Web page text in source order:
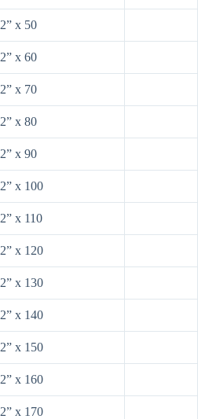
2” x 50
2” x 60
2” x 70
2” x 80
2” x 90
2” x 100
2” x 110
2” x 120
2” x 130
2” x 140
2” x 150
2” x 160
2” x 170